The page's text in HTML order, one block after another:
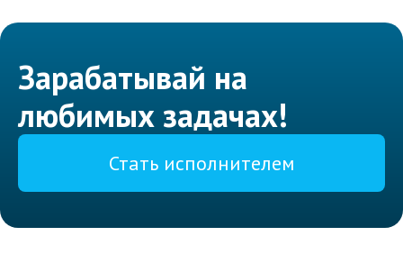
Зарабатывай на
любимых задачах!
Стать исполнителем